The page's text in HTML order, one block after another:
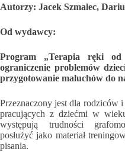
Autorzy: Jacek Szmalec,
Od wydawcy:
Program „Terapia ręki
ograniczenie problemów
przygotowanie maluchów do
Przeznaczony jest dla rodziców
pracujących z dziećmi w
występują trudności
posłużyć jako materiał
pisania.